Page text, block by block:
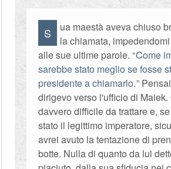
S
ua maestà aveva chiuso
la chiamata,
alle sue ultime parole. Come
sarebbe stato meglio se fosse
presidente a chiamarlo.
dirigevo verso l'ufficio di Maiek.
davvero difficile da trattare e,
stato il legittimo imperatore,
avrei avuto la tentazione di
botte. Nulla di quanto da lui